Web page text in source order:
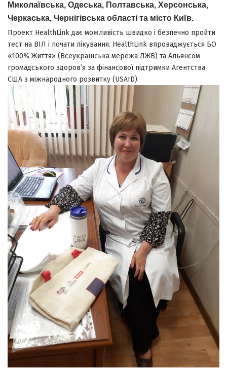
Миколаївська, Одеська, Полтавська, Херсонська,
Черкаська, Чернігівська області та місто Київ.
Проект HealthLink дає можливість швидко і безпечно пройти
тест на ВІЛ і почати лікування. HealthLink впроваджується БО
«100% Життя» (Всеукраїнська мережа ЛЖВ) та Альянсом
громадського здоров’я за фінансової підтримки Агентства
США з міжнародного розвитку (USAID).